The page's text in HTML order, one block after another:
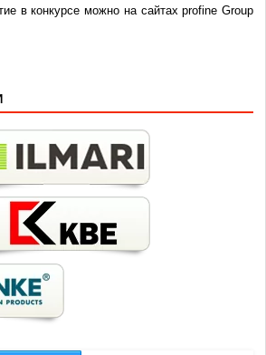
в конкурсе можно на сайтах profine Group